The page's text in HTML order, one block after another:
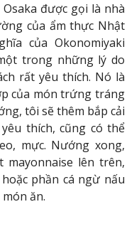
được gọi là nhà
của ẩm thực Nhật
của Okonomiyaki
trong những lý do
rất yêu thích. Nó là
của món trứng tráng
tôi sẽ thêm bắp cải
thích, cũng có thể
mực. Nướng xong,
mayonnaise lên trên,
phần cá ngừ nấu
ăn.